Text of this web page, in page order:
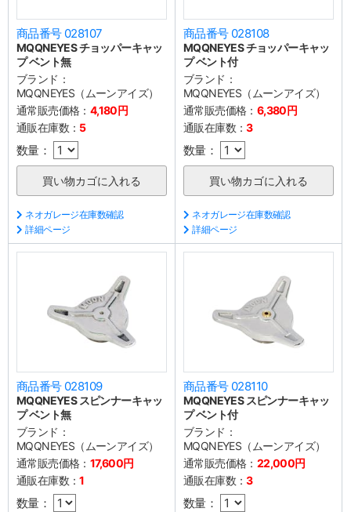
商品番号 028107
MQQNEYES チョッパーキャッ
プ ベント無
ブランド：
MQQNEYES（ムーンアイズ）
通常販売価格： 4,180円
通販在庫数： 5
数量：
ネオガレージ在庫数確認
詳細ページ
商品番号 028108
MQQNEYES チョッパーキャッ
プ ベント付
ブランド：
MQQNEYES（ムーンアイズ）
通常販売価格： 6,380円
通販在庫数：3
数量：
ネオガレージ在庫数確認
詳細ページ
商品番号 028109
MQQNEYES スピンナーキャッ
プ ベント無
ブランド：
MQQNEYES（ムーンアイズ）
通常販売価格： 17,600円
通販在庫数：1
数量：
商品番号 028110
MQQNEYES スピンナーキャッ
プ ベント付
ブランド：
MQQNEYES（ムーンアイズ）
通常販売価格： 22,000円
通販在庫数：3
数量：